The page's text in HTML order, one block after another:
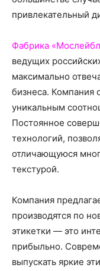
привлекательный
Фабрика
ведущих
максимально
бизнеса. Компания
уникальным
Постоянное
технологий,
отличающуюся
текстурой.
Компания
производятся по
этикетки — это
прибыльно.
выпускать яркие